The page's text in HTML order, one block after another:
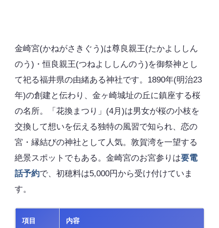
金崎宮(かねがさきぐう)は尊良親王(たかよししん
のう)・恒良親王(つねよししんのう)を御祭神とし
て祀る福井県の由緒ある神社です。1890年(明治23
年)の創建と伝わり、金ヶ崎城址の丘に鎮座する桜
の名所。「花換まつり」(4月)は男女が桜の小枝を
交換して想いを伝える独特の風習で知られ、恋の
宮・縁結びの神社として人気。敦賀湾を一望する
絶景スポットでもある。金崎宮のお宮参りは要電
話予約で、初穂料は5,000円から受け付けていま
す。
項目 内容